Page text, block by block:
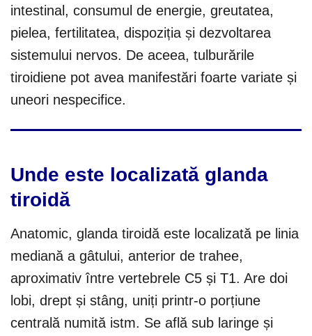
intestinal, consumul de energie, greutatea,
pielea, fertilitatea, dispoziția și dezvoltarea
sistemului nervos. De aceea, tulburările
tiroidiene pot avea manifestări foarte variate și
uneori nespecifice.
Unde este localizată glanda
tiroidă
Anatomic, glanda tiroidă este localizată pe linia
mediană a gâtului, anterior de trahee,
aproximativ între vertebrele C5 și T1. Are doi
lobi, drept și stâng, uniți printr-o porțiune
centrală numită istm. Se află sub laringe și